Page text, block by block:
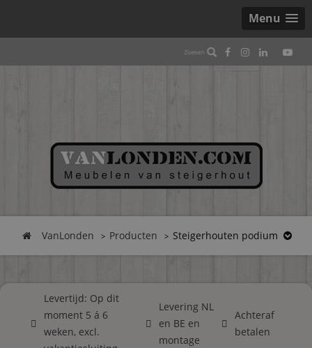
Menu
VanLonden Producten Steigerhouten podium
Levertijd: Op dit
moment 5 á 6
weken, excl.
Levering NL
en BE en
montage
Achteraf
betalen